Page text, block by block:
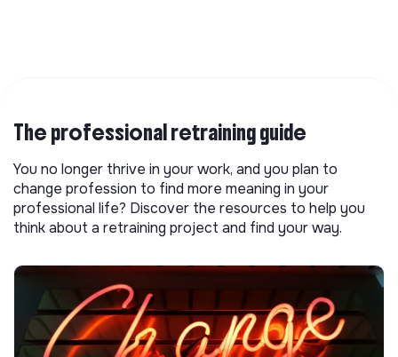
The professional retraining guide
You no longer thrive in your work, and you plan to
change profession to find more meaning in your
professional life? Discover the resources to help you
think about a retraining project and find your way.